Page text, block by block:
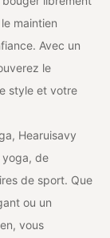
maintien
Avec un
le
style et votre
Hearuisavy
yoga, de
de sport. Que
ou un
vous